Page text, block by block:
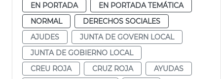
EN PORTADA
EN PORTADA TEMÁTICA
NORMAL
DERECHOS SOCIALES
AJUDES
JUNTA DE GOVERN LOCAL
JUNTA DE GOBIERNO LOCAL
CREU ROJA
CRUZ ROJA
AYUDAS